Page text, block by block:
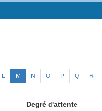
L M N O P Q R
Degré d'attente